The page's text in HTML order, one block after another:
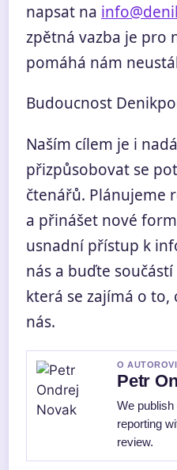
napsat na
zpětná vazba je pro
pomáhá nám
Budoucnost
Naším cílem je i
přizpůsobovat se
čtenářů. Plánujeme
a přinášet nové
usnadní přístup k
nás a buďte
která se zajímá o to,
nás.
O AUTOROVI
Petr
We
reporting
review.